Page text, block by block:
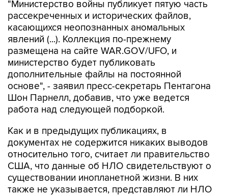
касающихся неопознанных аномальных
явлений (...). Коллекция по-прежнему
размещена на сайте WAR.GOV/UFO, и
министерство будет публиковать
дополнительные файлы на постоянной
основе", - заявил пресс-секретарь Пентагона
Шон Парнелл, добавив, что уже ведется
работа над следующей подборкой.
Как и в предыдущих публикациях, в
относительно того, считает ли правительство
США, что данные об НЛО свидетельствуют о
существовании инопланетной жизни. В них
также не указывается, представляют ли НЛО
угрозу национальной безопасности США.